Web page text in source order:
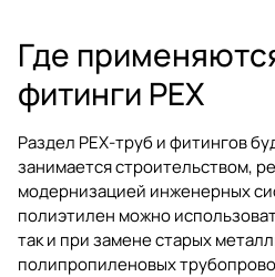
Где
фитинги PEX
Раздел PEX-труб и фитингов
занимается строительством,
модернизацией инженерных
полиэтилен можно
так и при замене старых
полипропиленовых